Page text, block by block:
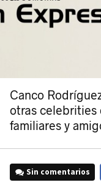
Canco
otras celebrities
familiares y
Sin comentarios